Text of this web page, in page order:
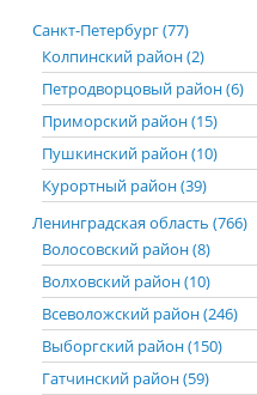
Санкт-Петербург (77)
Колпинский район (2)
Петродворцовый район (6)
Приморский район (15)
Пушкинский район (10)
Курортный район (39)
Ленинградская область (766)
Волосовский район (8)
Волховский район (10)
Всеволожский район (246)
Выборгский район (150)
Гатчинский район (59)